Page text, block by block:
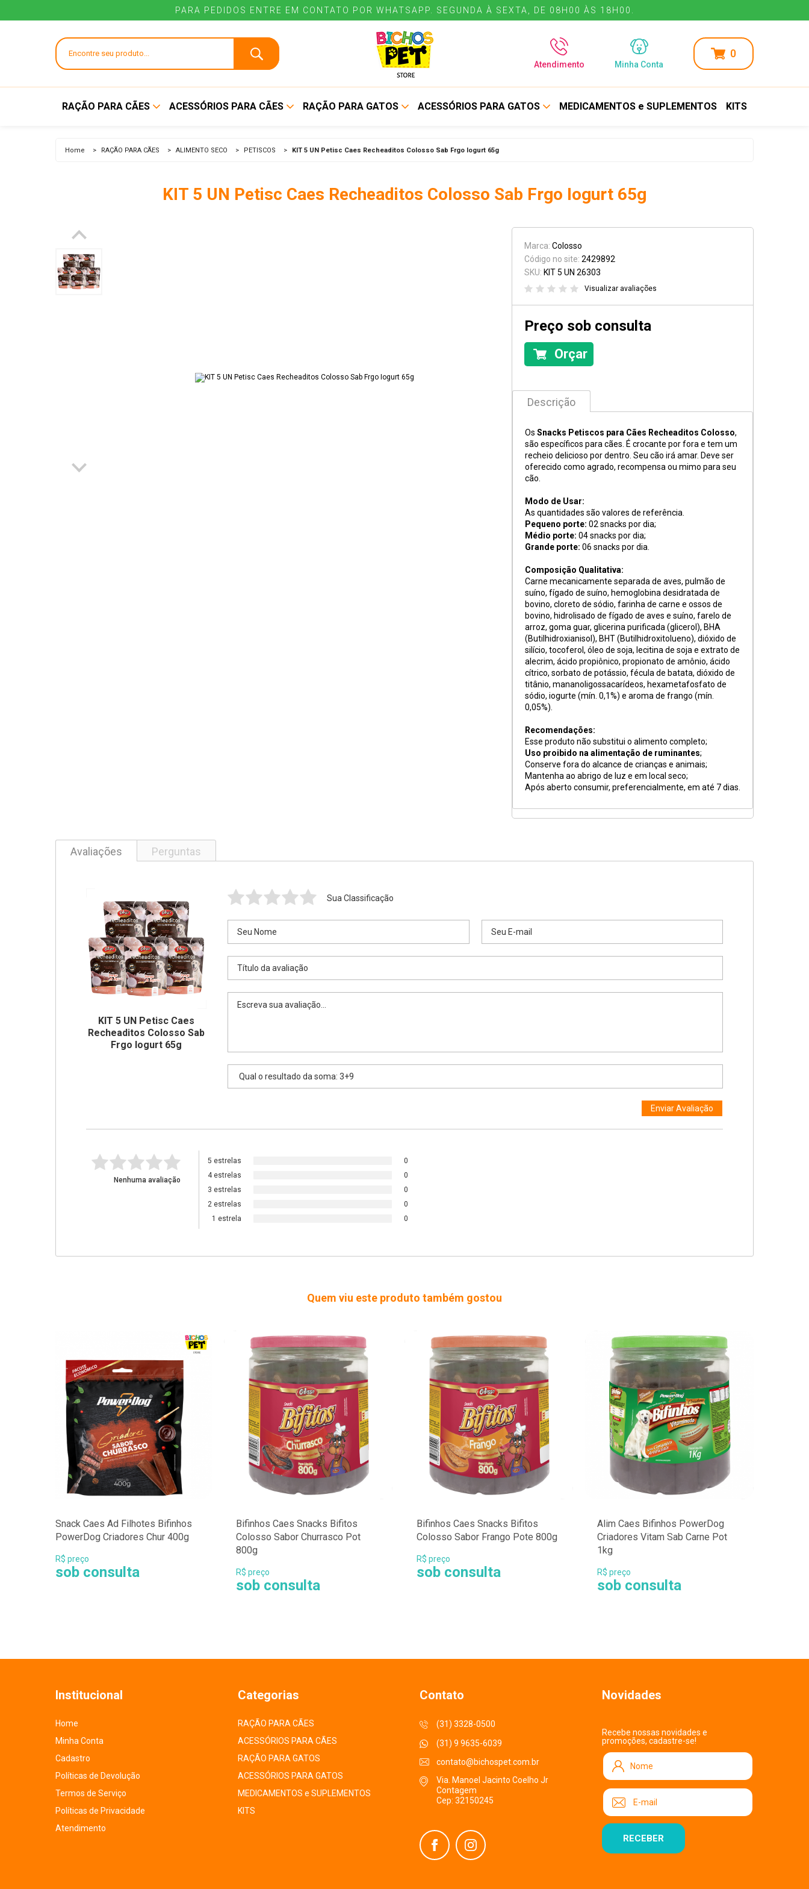
PARA PEDIDOS ENTRE EM CONTATO POR WHATSAPP. SEGUNDA À SEXTA, DE 08H00 ÀS 18H00.
PARA PEDIDOS ENTRE EM CONTATO POR WHATSAPP. SEGUNDA À SEXTA, DE 08H00 ÀS 18H00.
Atendimento Minha Conta
0
RAÇÃO PARA CÃES
ALIMENTO SECO
ACESSÓRIOS PARA CÃES
BEBEDOUROS E
COMEDOUROS
COLEIRAS E GUIAS
RAÇÃO PARA GATOS
ALIMENTO SECO
ACESSÓRIOS PARA GATOS
BEBEDOUROS E
COMEDOUROS
CUIDADOS E HIGIENE
MEDICAMENTOS e SUPLEMENTOS KITS
Home > RAÇÃO PARA CÃES > ALIMENTO SECO > PETISCOS > KIT 5 UN Petisc Caes Recheaditos Colosso Sab Frgo Iogurt 65g
KIT 5 UN Petisc Caes Recheaditos Colosso Sab Frgo Iogurt 65g
Marca: Colosso
Código no site: 2429892
SKU: KIT 5 UN 26303
Visualizar avaliações
Preço sob consulta
Orçar
Descrição
Os Snacks Petiscos para Cães Recheaditos Colosso,
são específicos para cães. É crocante por fora e tem um
recheio delicioso por dentro. Seu cão irá amar. Deve ser
oferecido como agrado, recompensa ou mimo para seu
cão.
Modo de Usar:
As quantidades são valores de referência.
Pequeno porte: 02 snacks por dia;
Médio porte: 04 snacks por dia;
Grande porte: 06 snacks por dia.
Composição Qualitativa:
Carne mecanicamente separada de aves, pulmão de
suíno, fígado de suíno, hemoglobina desidratada de
bovino, cloreto de sódio, farinha de carne e ossos de
bovino, hidrolisado de fígado de aves e suíno, farelo de
arroz, goma guar, glicerina purificada (glicerol), BHA
(Butilhidroxianisol), BHT (Butilhidroxitolueno), dióxido de
silício, tocoferol, óleo de soja, lecitina de soja e extrato de
alecrim, ácido propiônico, propionato de amônio, ácido
cítrico, sorbato de potássio, fécula de batata, dióxido de
titânio, mananoligossacarídeos, hexametafosfato de
sódio, iogurte (mín. 0,1%) e aroma de frango (mín.
0,05%).
Recomendações:
Esse produto não substitui o alimento completo;
Uso proibido na alimentação de ruminantes;
Conserve fora do alcance de crianças e animais;
Mantenha ao abrigo de luz e em local seco;
Após aberto consumir, preferencialmente, em até 7 dias.
Avaliações Perguntas
KIT 5 UN Petisc Caes
Recheaditos Colosso Sab
Frgo Iogurt 65g
Sua Classificação
Nenhuma avaliação
5 estrelas
0
4 estrelas
0
3 estrelas
0
2 estrelas
0
1 estrela
0
Quem viu este produto também gostou
Snack Caes Ad Filhotes Bifinhos
PowerDog Criadores Chur 400g
R$ preço
sob consulta
Bifinhos Caes Snacks Bifitos
Colosso Sabor Churrasco Pot
800g
R$ preço
sob consulta
Bifinhos Caes Snacks Bifitos
Colosso Sabor Frango Pote 800g
R$ preço
sob consulta
Alim Caes Bifinhos PowerDog
Criadores Vitam Sab Carne Pot
1kg
R$ preço
sob consulta
Institucional
Home
Minha Conta
Cadastro
Políticas de Devolução
Termos de Serviço
Políticas de Privacidade
Atendimento
Categorias
RAÇÃO PARA CÃES
ACESSÓRIOS PARA CÃES
RAÇÃO PARA GATOS
ACESSÓRIOS PARA GATOS
MEDICAMENTOS e SUPLEMENTOS
KITS
Contato
(31) 3328-0500
(31) 9 9635-6039
contato@bichospet.com.br
Via. Manoel Jacinto Coelho Jr
Contagem
Cep: 32150245
Novidades
Recebe nossas novidades e
promoções, cadastre-se!